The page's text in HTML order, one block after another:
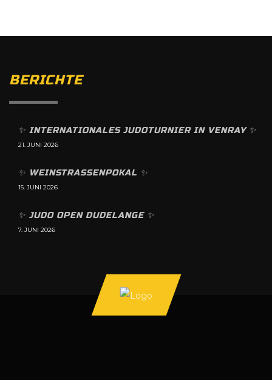
BERICHTE
✨️ INTERNATIONALES JUDOTURNIER IN VENRAY ✨️
21. JUNI 2026
✨️ WEINSTRASSENPOKAL ✨️
15. JUNI 2026
✨️ JUDO OPEN DUDELANGE ✨️
7. JUNI 2026